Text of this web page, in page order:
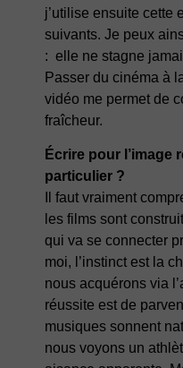
j’utilise ensuite cette
suivants. Je peux
: elle ne stagne
Passer du cinéma à
vidéo me permet de
fraîcheur.
Écrire pour l’image
particulier ?
Il faut vraiment
les films sont
qui va se connecter
moi, l’instinct est la
nous acquérons via
réussite est de
musiques sonnent
nous voyons un